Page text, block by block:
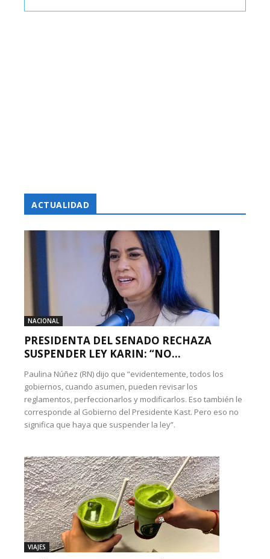
ACTUALIDAD
NACIONAL
PRESIDENTA DEL SENADO RECHAZA
SUSPENDER LEY KARIN: “NO...
Paulina Núñez (RN) dijo que “evidentemente, todos los
gobiernos, cuando asumen, pueden revisar los
reglamentos, perfeccionarlos y modificarlos. Eso también le
corresponde al Gobierno del Presidente Kast. Pero eso no
significa que haya que suspender la ley”.
VIAJES